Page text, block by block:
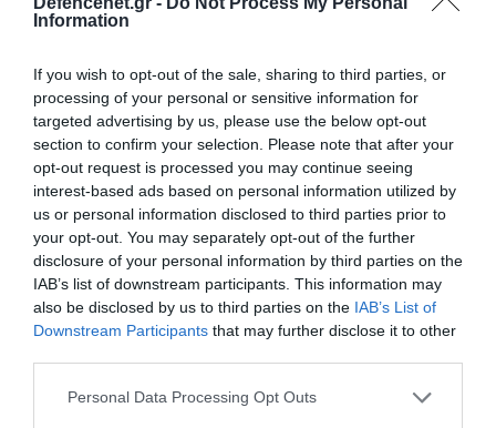
Information
If you wish to opt-out of the sale, sharing to third parties, or
processing of your personal or sensitive information for
targeted advertising by us, please use the below opt-out
section to confirm your selection. Please note that after your
opt-out request is processed you may continue seeing
interest-based ads based on personal information utilized by
us or personal information disclosed to third parties prior to
your opt-out. You may separately opt-out of the further
disclosure of your personal information by third parties on the
IAB’s list of downstream participants. This information may
also be disclosed by us to third parties on the IAB’s List of
Downstream Participants that may further disclose it to other
Please note that this website/app uses one or more Google
Personal Data Processing Opt Outs
05.08.2026 | 22:02
Το Ομάν συμφώνησε ότι τα Στενά του Ορμούζ
είναι υπό ιρανική κυριαρχία και επιτεύχθηκε
συμφωνία